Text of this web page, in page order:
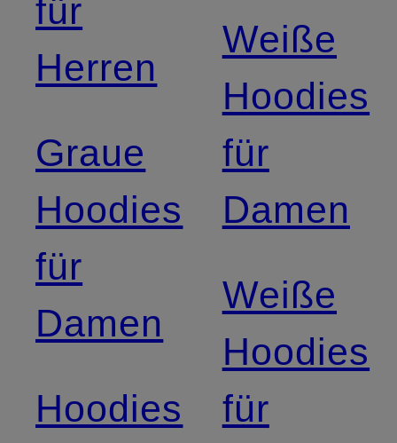
für
Herren
Graue
Hoodies
für
Damen
Hoodies
Weiße
Hoodies
für
Damen
Weiße
Hoodies
für